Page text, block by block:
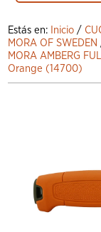
Estás en: Inicio /
MORA OF SWEDEN
MORA AMBERG
Orange (14700)